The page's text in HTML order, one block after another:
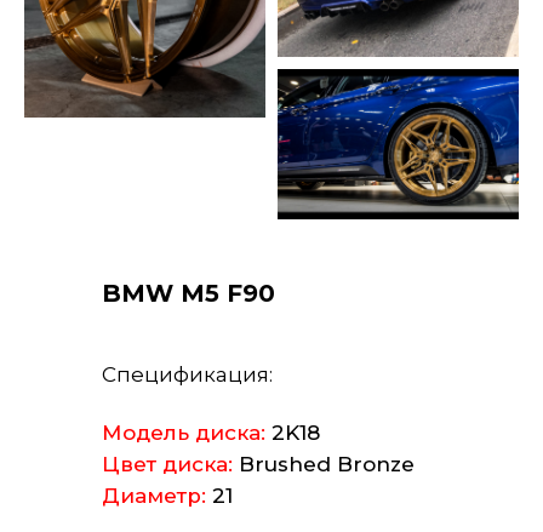
Спецификация:
Модель диска: 2K18
Цвет диска: Brushed Bronze
Диаметр: 21
BMW M5 F90